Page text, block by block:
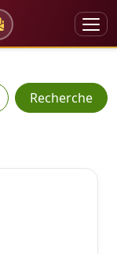
Recherche